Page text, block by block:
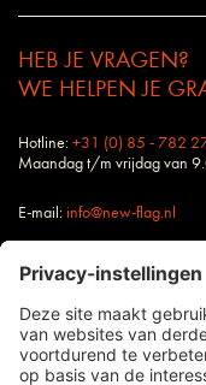
HEB JE VRAGEN?
WE HELPEN JE
Hotline:+31 (0) 85 - 782
Maandag t/m vrijdag van
E-mail:info@new-flag.nl
Buitendienst: Ook jouw
Flag staat altijd voor je klaar.
alle prijzen zijn excl.